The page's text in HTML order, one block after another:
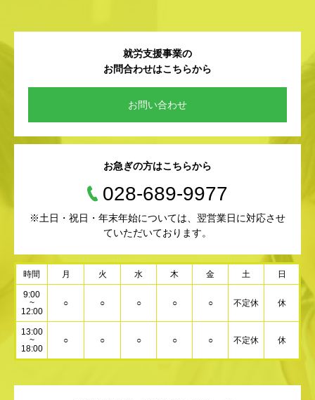
就労支援事業の
お問合わせはこちらから
お問い合わせ
お急ぎの方はこちらから
028-689-9977
※土日・祝日・年末年始については、翌営業日に対応させ
ていただいております。
時間 月 火 水 木 金 土 日
9:00
~
12:00
○ ○ ○ ○ ○ 不定休 休
13:00
~
18:00
○ ○ ○ ○ ○ 不定休 休